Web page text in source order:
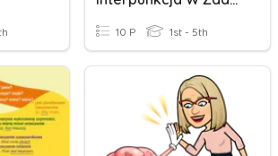
10 P 1st - 5th